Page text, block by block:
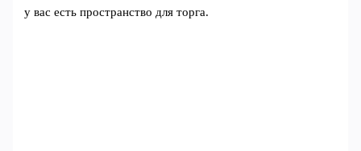
у вас есть пространство для торга.